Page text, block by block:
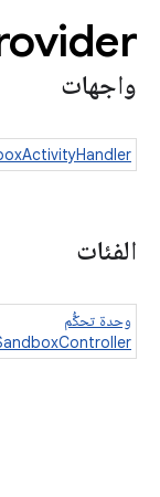
واجهات
الفئات
وحدة تحكُّم